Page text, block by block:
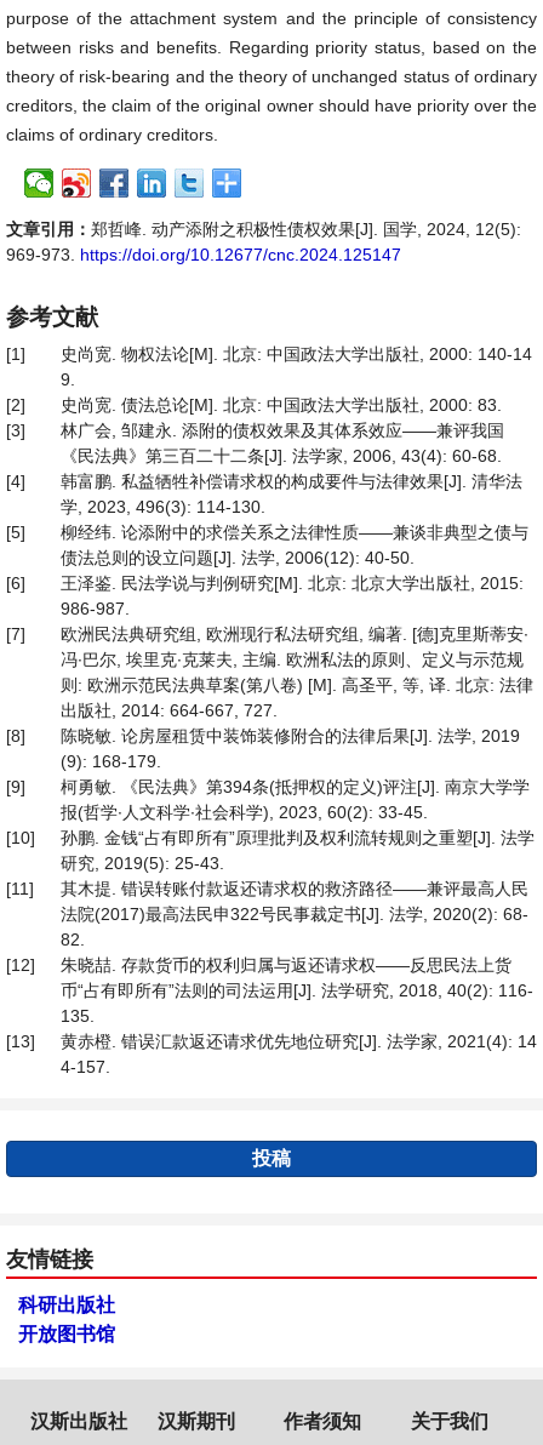
purpose of the attachment system and the principle of consistency
between risks and benefits. Regarding priority status, based on the
theory of risk-bearing and the theory of unchanged status of ordinary
creditors, the claim of the original owner should have priority over the
claims of ordinary creditors.
文章引用： 郑哲峰. 动产添附之积极性债权效果[J]. 国学, 2024, 12(5):
969-973. https://doi.org/10.12677/cnc.2024.125147
参考文献
[1]
史尚宽. 物权法论[M]. 北京: 中国政法大学出版社, 2000: 140-14
9.
[2]
史尚宽. 债法总论[M]. 北京: 中国政法大学出版社, 2000: 83.
[3]
林广会, 邹建永. 添附的债权效果及其体系效应——兼评我国
《民法典》第三百二十二条[J]. 法学家, 2006, 43(4): 60-68.
[4]
韩富鹏. 私益牺牲补偿请求权的构成要件与法律效果[J]. 清华法
学, 2023, 496(3): 114-130.
[5]
柳经纬. 论添附中的求偿关系之法律性质——兼谈非典型之债与
债法总则的设立问题[J]. 法学, 2006(12): 40-50.
[6]
王泽鉴. 民法学说与判例研究[M]. 北京: 北京大学出版社, 2015:
986-987.
[7]
欧洲民法典研究组, 欧洲现行私法研究组, 编著. [德]克里斯蒂安∙
冯∙巴尔, 埃里克∙克莱夫, 主编. 欧洲私法的原则、定义与示范规
则: 欧洲示范民法典草案(第八卷) [M]. 高圣平, 等, 译. 北京: 法律
出版社, 2014: 664-667, 727.
[8]
陈晓敏. 论房屋租赁中装饰装修附合的法律后果[J]. 法学, 2019
(9): 168-179.
[9]
柯勇敏. 《民法典》第394条(抵押权的定义)评注[J]. 南京大学学
报(哲学∙人文科学∙社会科学), 2023, 60(2): 33-45.
[10]
孙鹏. 金钱“占有即所有”原理批判及权利流转规则之重塑[J]. 法学
研究, 2019(5): 25-43.
[11]
其木提. 错误转账付款返还请求权的救济路径——兼评最高人民
法院(2017)最高法民申322号民事裁定书[J]. 法学, 2020(2): 68-
82.
[12]
朱晓喆. 存款货币的权利归属与返还请求权——反思民法上货
币“占有即所有”法则的司法运用[J]. 法学研究, 2018, 40(2): 116-
135.
[13]
黄赤橙. 错误汇款返还请求优先地位研究[J]. 法学家, 2021(4): 14
4-157.
投稿
友情链接
科研出版社
开放图书馆
汉斯出版社 汉斯期刊 作者须知 关于我们